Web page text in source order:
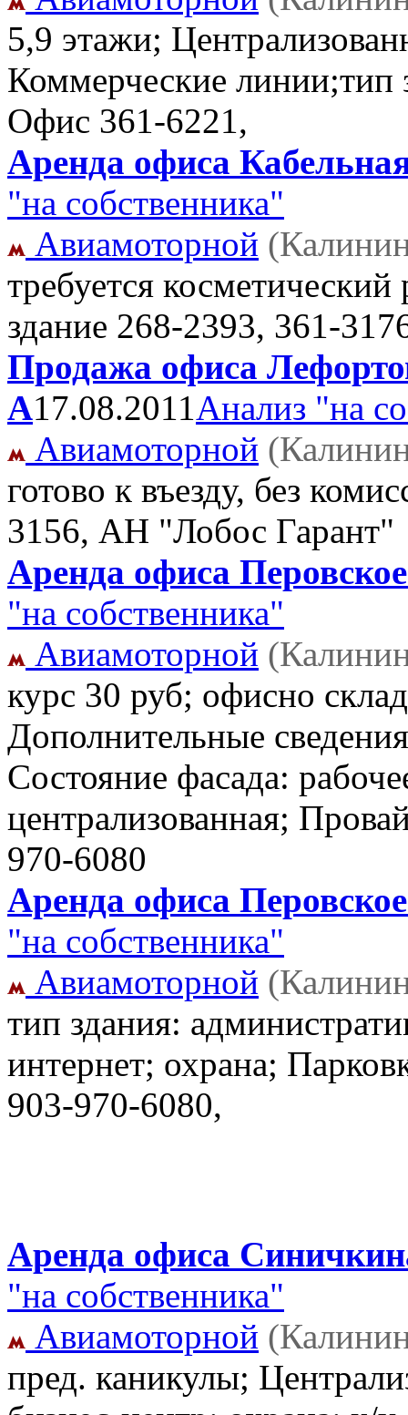
5,9 этажи;
Коммерческие линии;тип
Офис 361-6221,
Аренда офиса
"на собственника"
Авиамоторной
требуется
здание 268-2393, 361-
Продажа офиса
А17.08.2011Анализ "на
Авиамоторной
готово к въезду, без
3156, АН "Лобос Гарант"
Аренда офиса
"на собственника"
Авиамоторной
курс 30 руб; офисно
Дополнительные
Состояние фасада:
централизованная;
970-6080
Аренда офиса
"на собственника"
Авиамоторной
тип здания:
интернет; охрана;
903-970-6080,
Аренда офиса
"на собственника"
Авиамоторной
пред. каникулы;